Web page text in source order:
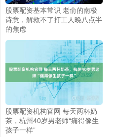
股票配资基本常识 老俞的南极
诗意，解救不了打工人晚八点半
的焦虑
股票配资机构官网 每天两杯奶
茶，杭州40岁男老师“痛得像生
孩子一样”